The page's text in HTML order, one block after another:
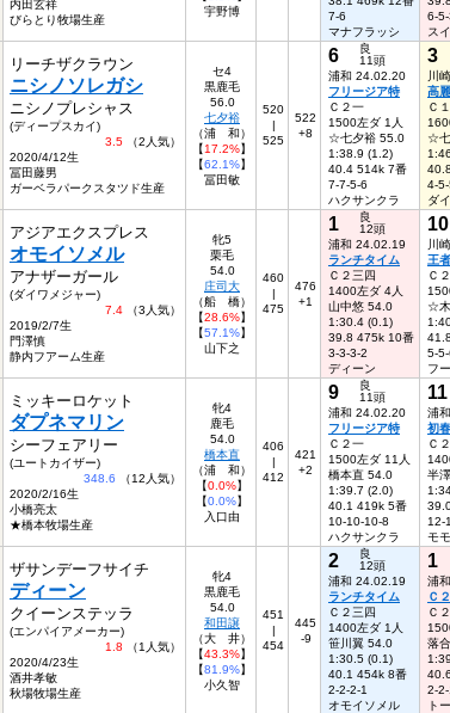
内田玄祥
びらとり牧場生産
宇野博
7-6
マナフラッシ
6-5-
ス
リーチザクラウン
ニシノソレガシ
ニシノプレシャス
(ディープスカイ)
3.5 （2人気）
2020/4/12生
冨田藤男
ガーベラパークスタツド生産
セ4
黒鹿毛
56.0
七夕裕
（浦 和）
【17.2%】
【62.1%】
冨田敏
520
|
525
522
+8
6
良
11頭
浦和 24.02.20
フリージア特
Ｃ２一
1500左ダ 1人
☆七夕裕 55.0
1:38.9 (1.2)
40.4 514k 7番
7-7-5-6
ハクサンクラ
3
川
高
Ｃ
☆
4-
ダ
アジアエクスプレス
オモイソメル
アナザーガール
(ダイワメジャー)
7.4 （3人気）
2019/2/7生
門澤慎
静内フアーム生産
牝5
栗毛
54.0
庄司大
（船 橋）
【28.6%】
【57.1%】
山下之
460
|
475
476
+1
1
良
12頭
浦和 24.02.19
ランチタイム
Ｃ２三四
1400左ダ 4人
山中悠 54.0
1:30.4 (0.1)
39.8 475k 10番
3-3-3-2
ディーン
10
川
王
Ｃ
☆
5-
フ
ミッキーロケット
ダプネマリン
シーフェアリー
(ユートカイザー)
348.6 （12人気）
2020/2/16生
小橋亮太
★橋本牧場生産
牝4
鹿毛
54.0
橋本直
（浦 和）
【0.0%】
【0.0%】
入口由
406
|
412
421
+2
9
良
11頭
浦和 24.02.20
フリージア特
Ｃ２一
1500左ダ 11人
橋本直 54.0
1:39.7 (2.0)
40.1 419k 5番
10-10-10-8
ハクサンクラ
11
浦
初
Ｃ
半
12-
モ
ザサンデーフサイチ
ディーン
クイーンステッラ
(エンパイアメーカー)
1.8 （1人気）
2020/4/23生
酒井孝敏
秋場牧場生産
牝4
黒鹿毛
54.0
和田譲
（大 井）
【43.3%】
【81.9%】
小久智
451
|
454
445
-9
2
良
12頭
浦和 24.02.19
ランチタイム
Ｃ２三四
1400左ダ 1人
笹川翼 54.0
1:30.5 (0.1)
40.1 454k 8番
2-2-2-1
オモイソメル
1
浦
Ｃ
Ｃ
落
2-2-
ト